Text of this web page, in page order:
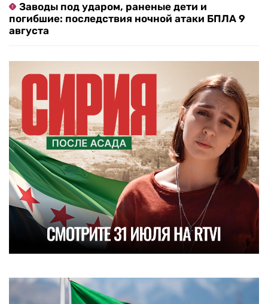
Заводы под ударом, раненые дети и
погибшие: последствия ночной атаки БПЛА 9
августа